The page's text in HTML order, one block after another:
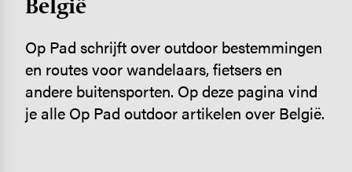
Op Pad schrijft over outdoor bestemmingen
en routes voor wandelaars, fietsers en
andere buitensporten. Op deze pagina vind
je alle Op Pad outdoor artikelen over België.